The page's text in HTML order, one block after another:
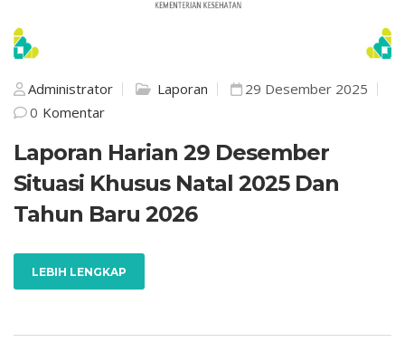
Administrator Laporan
29 Desember 2025
0 Komentar
Laporan Harian 29 Desember
Situasi Khusus Natal 2025 Dan
Tahun Baru 2026
LEBIH LENGKAP